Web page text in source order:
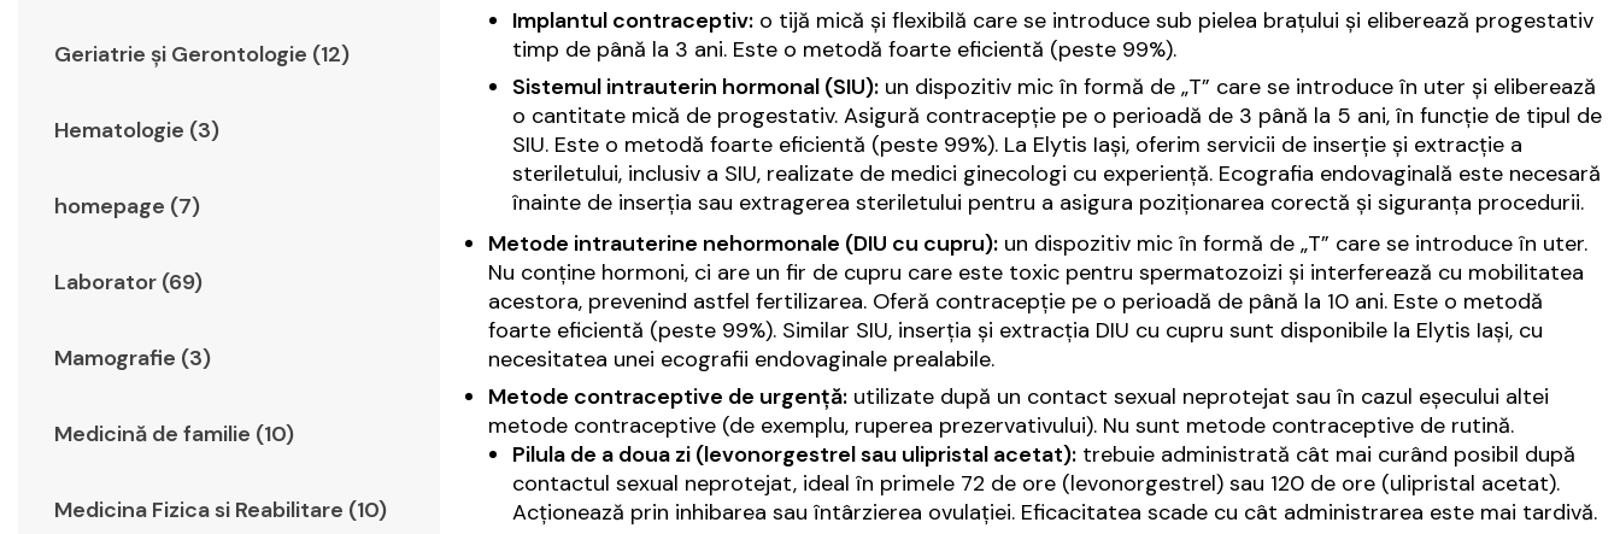
Geriatrie şi Gerontologie (12)
Hematologie (3)
homepage (7)
Laborator (69)
Mamografie (3)
Medicină de familie (10)
Medicina Fizica si Reabilitare (10)
Implantul contraceptiv: o tijă mică și flexibilă care se introduce sub pielea brațului și eliberează progestativ
timp de până la 3 ani. Este o metodă foarte eficientă (peste 99%).
Sistemul intrauterin hormonal (SIU): un dispozitiv mic în formă de „T” care se introduce în uter și eliberează
o cantitate mică de progestativ. Asigură contracepție pe o perioadă de 3 până la 5 ani, în funcție de tipul de
SIU. Este o metodă foarte eficientă (peste 99%). La Elytis Iași, oferim servicii de inserție și extracție a
steriletului, inclusiv a SIU, realizate de medici ginecologi cu experiență. Ecografia endovaginală este necesară
înainte de inserția sau extragerea steriletului pentru a asigura poziționarea corectă și siguranța procedurii.
Metode intrauterine nehormonale (DIU cu cupru): un dispozitiv mic în formă de „T” care se introduce în uter.
Nu conține hormoni, ci are un fir de cupru care este toxic pentru spermatozoizi și interferează cu mobilitatea
acestora, prevenind astfel fertilizarea. Oferă contracepție pe o perioadă de până la 10 ani. Este o metodă
foarte eficientă (peste 99%). Similar SIU, inserția și extracția DIU cu cupru sunt disponibile la Elytis Iași, cu
necesitatea unei ecografii endovaginale prealabile.
Metode contraceptive de urgență: utilizate după un contact sexual neprotejat sau în cazul eșecului altei
metode contraceptive (de exemplu, ruperea prezervativului). Nu sunt metode contraceptive de rutină.
Pilula de a doua zi (levonorgestrel sau ulipristal acetat): trebuie administrată cât mai curând posibil după
contactul sexual neprotejat, ideal în primele 72 de ore (levonorgestrel) sau 120 de ore (ulipristal acetat).
Acționează prin inhibarea sau întârzierea ovulației. Eficacitatea scade cu cât administrarea este mai tardivă.